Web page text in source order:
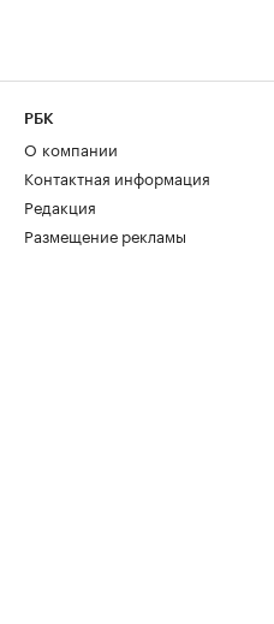
РБК
О компании
Контактная информация
Редакция
Размещение рекламы